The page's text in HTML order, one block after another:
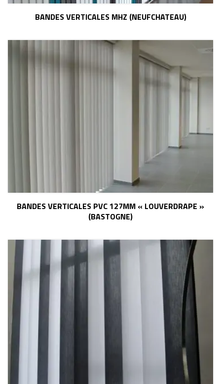
BANDES VERTICALES MHZ (NEUFCHATEAU)
BANDES VERTICALES PVC 127MM « LOUVERDRAPE »
(BASTOGNE)